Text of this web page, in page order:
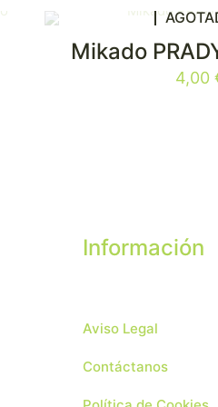
Mikado
4,00
Información
Aviso Legal
Contáctanos